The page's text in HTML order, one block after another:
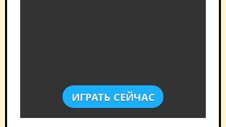
ИГРАТЬ СЕЙЧАС